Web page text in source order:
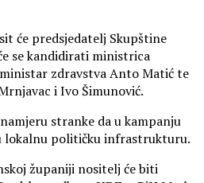
će predsjedatelj Skupštine
se kandidirati ministrica
zdravstva Anto Matić te
i Ivo Šimunović.
stranke da u kampanju
lokalnu političku infrastrukturu.
županiji nositelj će biti